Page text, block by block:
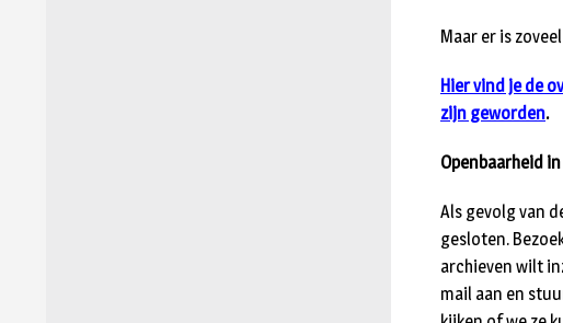
Maar er is
Hier vind je de
zijn geworden.
Openbaarheid
Als gevolg van
gesloten.
archieven wilt
mail aan en